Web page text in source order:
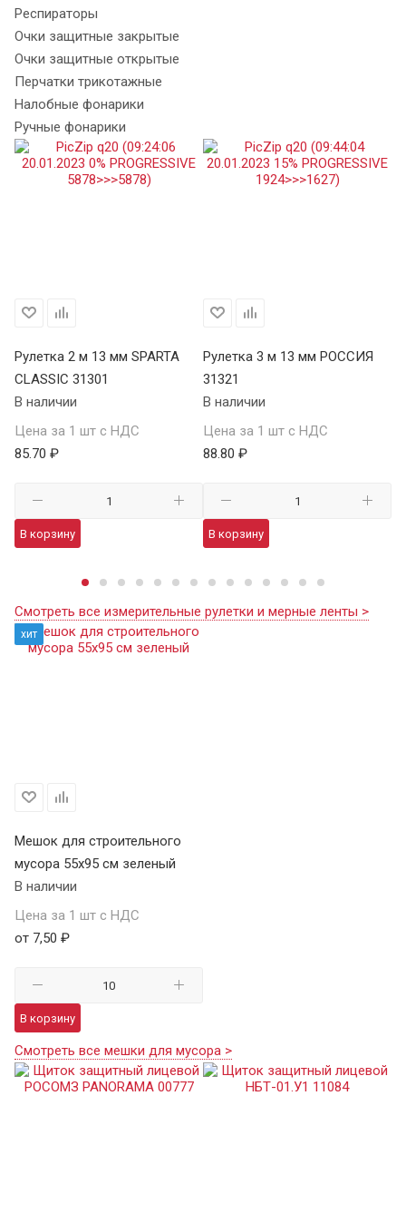
Респираторы
Очки защитные закрытые
Очки защитные открытые
Перчатки трикотажные
Налобные фонарики
Ручные фонарики
Рулетка 2 м 13 мм SPARTA
CLASSIC 31301
В наличии
Цена за 1 шт с НДС
85.70 ₽
В корзину
Рулетка 3 м 13 мм РОССИЯ
31321
В наличии
Цена за 1 шт с НДС
88.80 ₽
В корзину
Смотреть все измерительные рулетки и мерные ленты >
хит
Мешок для строительного
мусора 55х95 см зеленый
В наличии
Цена за 1 шт с НДС
от 7,50 ₽
В корзину
Смотреть все мешки для мусора >